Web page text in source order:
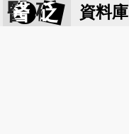
醫 砭 資料庫